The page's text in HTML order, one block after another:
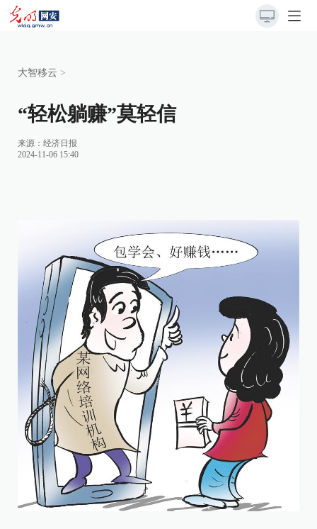
大智移云 >
“轻松躺赚”莫轻信
来源： 经济日报
2024-11-06 15:40